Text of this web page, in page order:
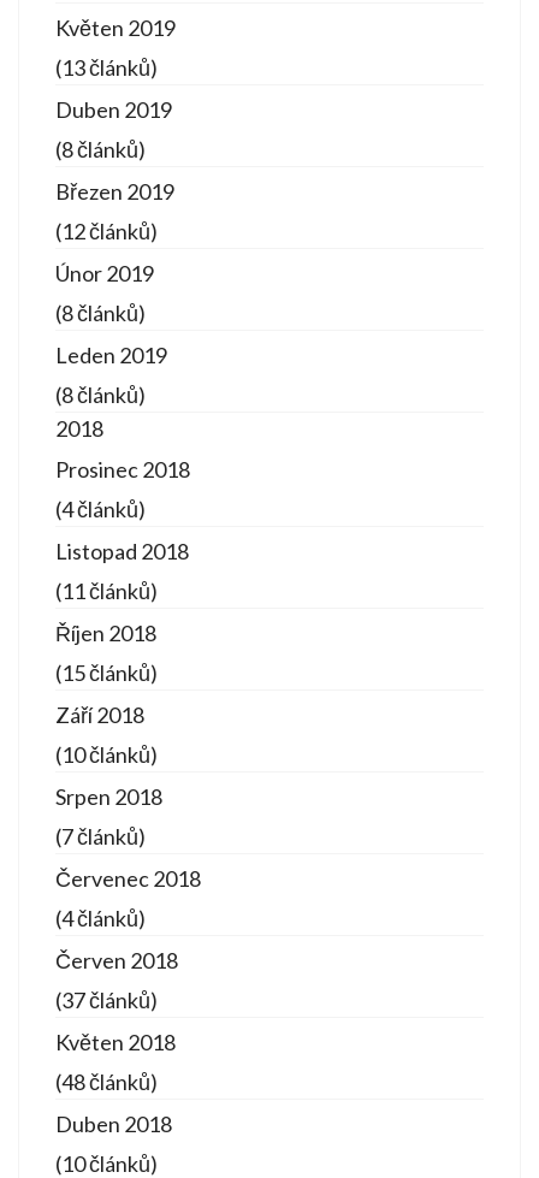
Květen 2019
(13 článků)
Duben 2019
(8 článků)
Březen 2019
(12 článků)
Únor 2019
(8 článků)
Leden 2019
(8 článků)
2018
Prosinec 2018
(4 článků)
Listopad 2018
(11 článků)
Říjen 2018
(15 článků)
Září 2018
(10 článků)
Srpen 2018
(7 článků)
Červenec 2018
(4 článků)
Červen 2018
(37 článků)
Květen 2018
(48 článků)
Duben 2018
(10 článků)